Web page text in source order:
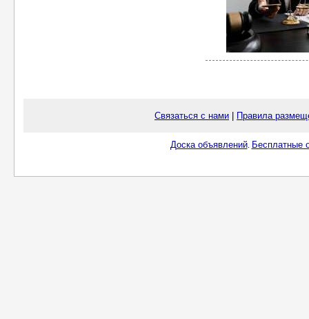
Связаться с нами Правила
Доска объявлений. Бесплатные